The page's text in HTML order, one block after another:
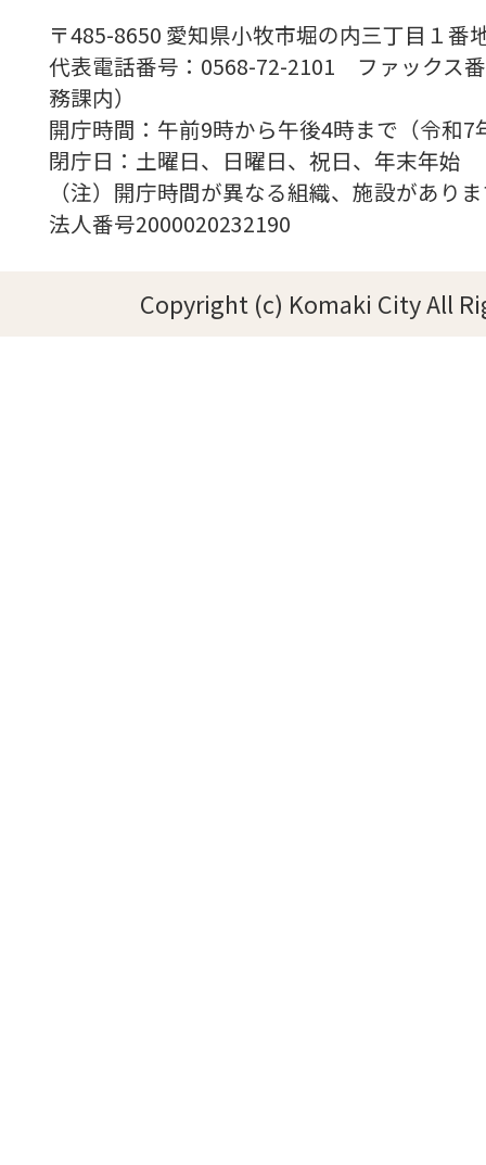
〒485-8650 愛知県小牧市堀の内三丁目１番
代表電話番号：0568-72-2101 ファックス
務課内）
開庁時間：午前9時から午後4時まで（令
閉庁日：土曜日、日曜日、祝日、年末年始
（注）開庁時間が異なる組織、施設があり
法人番号2000020232190
Copyright (c) Komaki City All